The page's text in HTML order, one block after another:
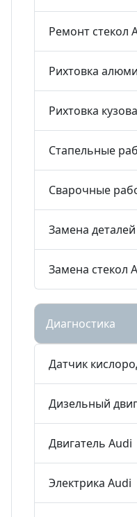
Ремонт стекол
Рихтовка
Рихтовка
Стапельные
Сварочные
Замена
Замена стекол
Диагностика
Датчик
Дизельный
Двигатель Audi
Электрика Audi